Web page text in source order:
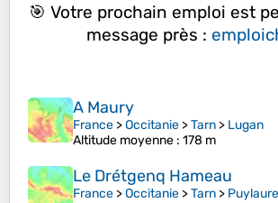
🎯 Votre prochain emploi est
message près :
A Maury
France >Occitanie >Tarn > Lugan
Altitude moyenne : 178 m
Le Drétgenq Hameau
France >Occitanie >Tarn >